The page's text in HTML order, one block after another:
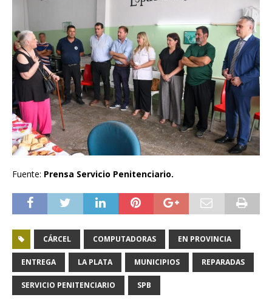
Fuente: Prensa Servicio Penitenciario.
CÁRCEL COMPUTADORAS EN PROVINCIA
ENTREGA LA PLATA MUNICIPIOS REPARADAS
SERVICIO PENITENCIARIO SPB